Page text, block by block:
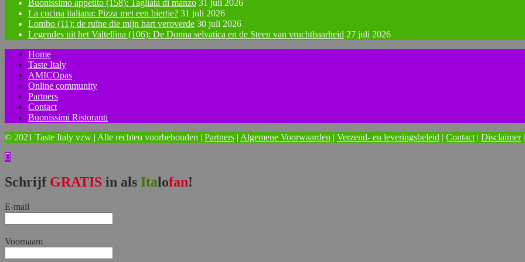
Buonissimo appetito (158): Tagliata di manzo 31 juli 2026
La cucina italiana: Pizza met een biertje? 31 juli 2026
Lombo (11): de ruïne die mijn hart veroverde 30 juli 2026
Legendes uit het Valtellina (106): De Donna selvatica en de Steen van vruchtbaarheid 27 juli 2026
Home
Taste Italy
AMICOpas
Online community
Partners
Contact
Buonissimi Ristoranti
© 2021 Taste Italy vzw | Alle rechten voorbehouden | Partners | Algemene Voorwaarden | Verzend- en leveringsbeleid | Contact| Disclaimer|
Schrijf GRATIS in als Italofan!
E-mail
Voornaam